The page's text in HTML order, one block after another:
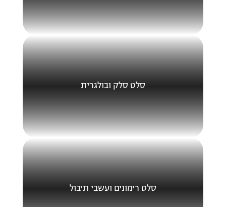
סלט סלק ובולגרית
סלט רימונים ועשבי תיבול